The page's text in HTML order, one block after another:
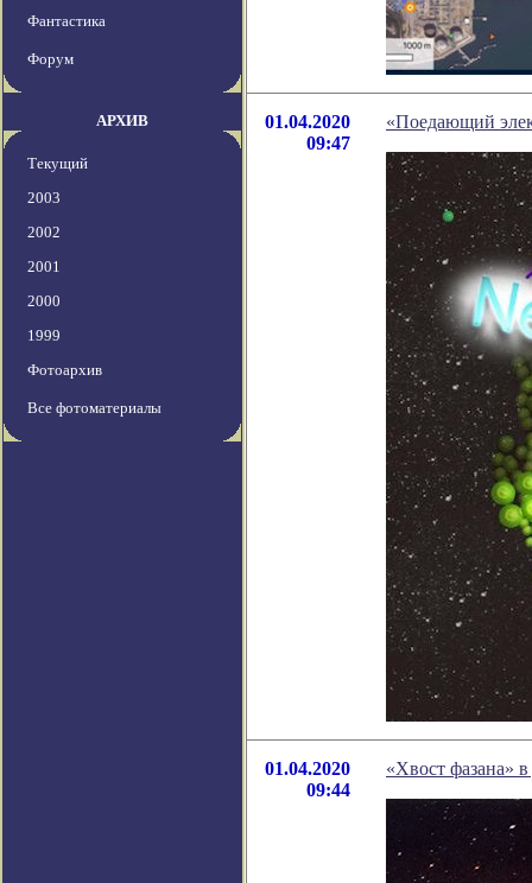
Фантастика
Форум
АРХИВ
Текущий
2003
2002
2001
2000
1999
Фотоархив
Все фотоматериалы
01.04.2020
09:47
«Поедающий
01.04.2020
09:44
«Хвост фазана»